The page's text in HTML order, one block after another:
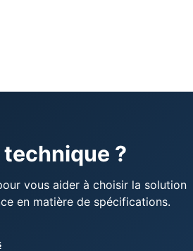
?
vous aider à choisir la solution
en matière de spécifications.